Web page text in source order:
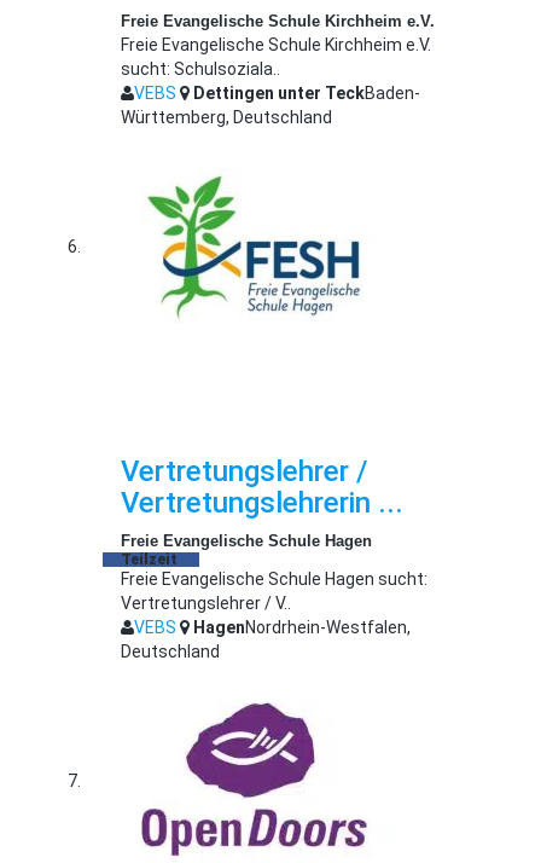
Freie Evangelische Schule Kirchheim e.V.
Freie Evangelische Schule Kirchheim e.V.
sucht: Schulsoziala..
VEBS
Dettingen unter TeckBaden-
Württemberg, Deutschland
Vertretungslehrer /
Vertretungslehrerin ...
Freie Evangelische Schule Hagen
Teilzeit
Freie Evangelische Schule Hagen sucht:
Vertretungslehrer / V..
VEBS
HagenNordrhein-Westfalen,
Deutschland